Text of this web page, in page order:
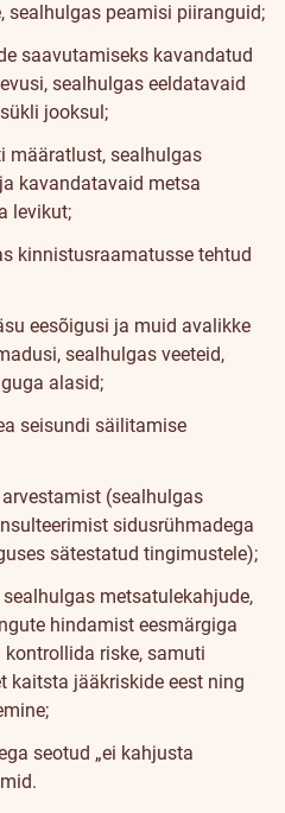
sealhulgas peamisi piiranguid;
saavutamiseks kavandatud
sealhulgas eeldatavaid
jooksul;
määratlust, sealhulgas
kavandatavaid metsa
levikut;
kinnistusraamatusse tehtud
eesõigusi ja muid avalikke
sealhulgas veeteid,
alasid;
seisundi säilitamise
(sealhulgas
sidusrühmadega
sätestatud tingimustele);
metsatulekahjude,
hindamist eesmärgiga
riske, samuti
kaitsta jääkriskide eest ning
seotud „ei kahjusta